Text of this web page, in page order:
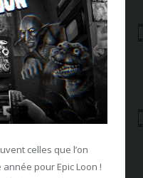
celles que l’on
année pour Epic Loon !